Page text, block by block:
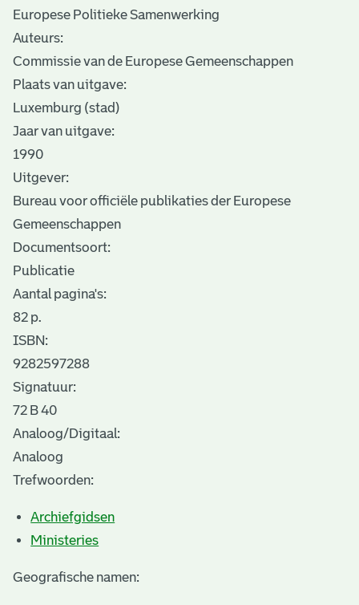
Europese Politieke Samenwerking
Auteurs:
Commissie van de Europese Gemeenschappen
Plaats van uitgave:
Luxemburg (stad)
Jaar van uitgave:
1990
Uitgever:
Bureau voor officiële publikaties der Europese
Gemeenschappen
Documentsoort:
Publicatie
Aantal pagina's:
82 p.
ISBN:
9282597288
Signatuur:
72 B 40
Analoog/Digitaal:
Analoog
Trefwoorden:
Archiefgidsen
Ministeries
Geografische namen: